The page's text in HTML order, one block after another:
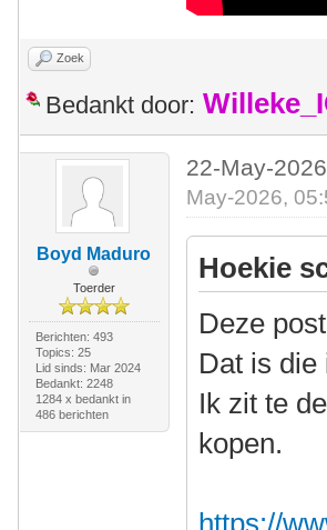
Zoek
Bedankt door:
Boyd Maduro
Toerder
Berichten: 493
Topics: 25
Lid sinds: Mar 2024
Bedankt: 2248
1284 x bedankt in
486 berichten
22-May-
May-2026,
Hoekie
Deze
Dat is
Ik zit te
kopen.
https://